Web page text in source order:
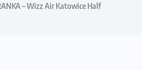
– Wizz Air Katowice Half